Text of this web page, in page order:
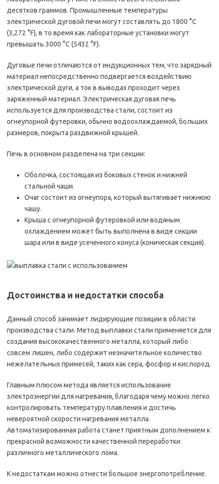
десятков граммов. Промышленные температуры
электрической дуговой печи могут составлять до 1800 °C
(3,272 °F), в то время как лабораторные установки могут
превышать 3000 °C (5432 °F).
Дуговые печи отличаются от индукционных тем, что зарядный
материал непосредственно подвергается воздействию
электрической дуги, а ток в выводах проходит через
заряженный материал. Электрическая дуговая печь
используется для производства стали, состоит из
огнеупорной футеровки, обычно водоохлаждаемой, больших
размеров, покрыта раздвижной крышей.
Печь в основном разделена на три секции:
Оболочка, состоящая из боковых стенок и нижней
стальной чаши.
Очаг состоит из огнеупора, который вытягивает нижнюю
чашу.
Крыша с огнеупорной футеровкой или водяным
охлаждением может быть выполнена в виде секции
шара или в виде усеченного конуса (коническая секция).
Достоинства и недостатки способа
Данный способ занимает лидирующие позиции в области
производства стали. Метод выплавки стали применяется для
создания высококачественного металла, который либо
совсем лишен, либо содержит незначительное количество
нежелательных примесей, таких как сера, фосфор и кислород.
Главным плюсом метода является использование
электроэнергии для нагревания, благодаря чему можно легко
контролировать температуру плавления и достичь
невероятной скорости нагревания металла.
Автоматизированная работа станет приятным дополнением к
прекрасной возможности качественной переработки
различного металлического лома.
К недостаткам можно отнести большое энергопотребление.